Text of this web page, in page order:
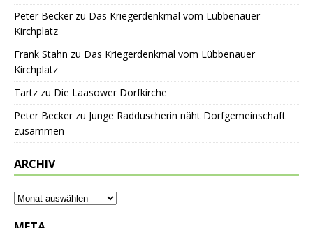
Peter Beckerzu Das Kriegerdenkmal vom Lübbenauer
Kirchplatz
Frank Stahn zu Das Kriegerdenkmal vom Lübbenauer
Kirchplatz
Tartz zu Die Laasower Dorfkirche
Peter Beckerzu Junge Radduscherin näht Dorfgemeinschaft
zusammen
ARCHIV